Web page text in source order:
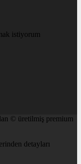
istiyorum
© üretilmiş premium
detayları